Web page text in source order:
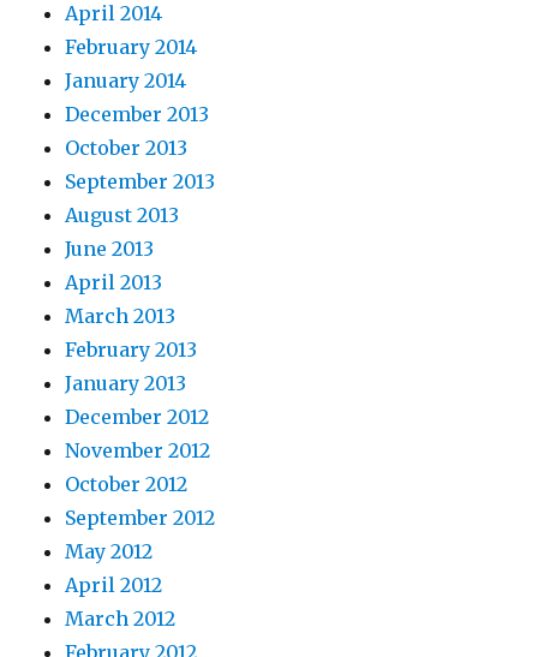
April 2014
February 2014
January 2014
December 2013
October 2013
September 2013
August 2013
June 2013
April 2013
March 2013
February 2013
January 2013
December 2012
November 2012
October 2012
September 2012
May 2012
April 2012
March 2012